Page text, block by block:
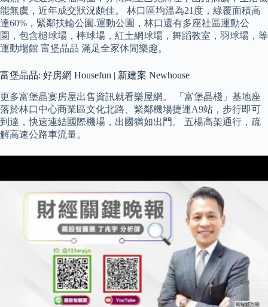
能無虞，近年成交狀況頗佳。 林口區均溫為21度，綠覆面積高
達60%，緊鄰扶輪公園.運動公園，林口還有多座社區運動公
園，包含槌球場，棒球場，紅土網球場，舞蹈教室，羽球場，等
運動場館 富堡晶品 滿足全家休閒樂趣。
富堡晶品: 好房網 Housefun | 新建案 Newhouse
更多富堡晶宴房屋出售資訊就看樂屋網。 「富堡晶棧」基地座
落於林口中心商業區文化北路、緊鄰機場捷運A9站，步行即可
到達，快速連結國際機場，出國猶如出門。 五楊高架通行，疏
解高速公路車流量。